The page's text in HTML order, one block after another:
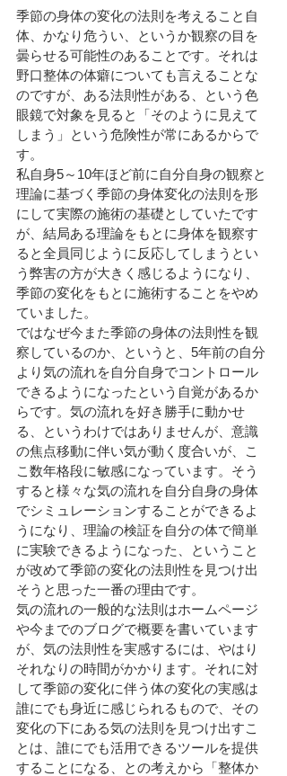
季節の身体の変化の法則を考えること自
体、かなり危うい、というか観察の目を
曇らせる可能性のあることです。それは
野口整体の体癖についても言えることな
のですが、ある法則性がある、という色
眼鏡で対象を見ると「そのように見えて
しまう」という危険性が常にあるからで
す。
私自身5～10年ほど前に自分自身の観察と
理論に基づく季節の身体変化の法則を形
にして実際の施術の基礎としていたです
が、結局ある理論をもとに身体を観察す
ると全員同じように反応してしまうとい
う弊害の方が大きく感じるようになり、
季節の変化をもとに施術することをやめ
ていました。
ではなぜ今また季節の身体の法則性を観
察しているのか、というと、5年前の自分
より気の流れを自分自身でコントロール
できるようになったという自覚があるか
らです。気の流れを好き勝手に動かせ
る、というわけではありませんが、意識
の焦点移動に伴い気が動く度合いが、こ
こ数年格段に敏感になっています。そう
すると様々な気の流れを自分自身の身体
でシミュレーションすることができるよ
うになり、理論の検証を自分の体で簡単
に実験できるようになった、ということ
が改めて季節の変化の法則性を見つけ出
そうと思った一番の理由です。
気の流れの一般的な法則はホームページ
や今までのブログで概要を書いています
が、気の法則性を実感するには、やはり
それなりの時間がかかります。それに対
して季節の変化に伴う体の変化の実感は
誰にでも身近に感じられるもので、その
変化の下にある気の法則を見つけ出すこ
とは、誰にでも活用できるツールを提供
することになる、との考えから「整体か